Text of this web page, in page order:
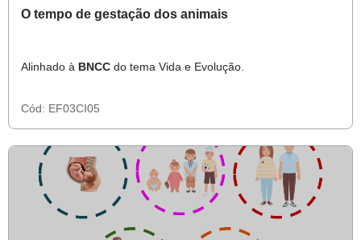
O tempo de gestação dos animais
Alinhado à BNCC do tema Vida e Evolução.
Cód: EF03CI05